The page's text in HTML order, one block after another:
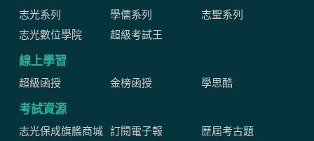
志光系列 學儒系列
志聖系列
志光數位學院
超級考試王
線上學習
超級函授 金榜函授 學思酷
考試資源
志光保成旗艦商城 訂閱電子報 歷屆考古題